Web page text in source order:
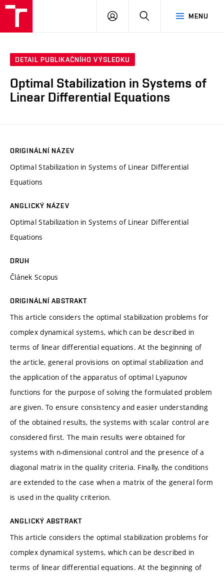
MENU
PŘIHLÁSIT
DETAIL PUBLIKAČNÍHO VÝSLEDKU
Optimal Stabilization in Systems of
Linear Differential Equations
ORIGINÁLNÍ NÁZEV
Optimal Stabilization in Systems of Linear Differential
Equations
ANGLICKÝ NÁZEV
Optimal Stabilization in Systems of Linear Differential
Equations
DRUH
Článek Scopus
ORIGINÁLNÍ ABSTRAKT
This article considers the optimal stabilization problems for
complex dynamical systems, which can be described in
terms of linear differential equations. At the beginning of
the article, general provisions on optimal stabilization and
the application of the apparatus of optimal Lyapunov
functions for the purpose of solving the formulated problem
are given. To ensure consistency and easier understanding
of the obtained results, the systems with scalar control are
considered first. The main results were obtained for
systems with n-dimensional control and the presence of a
diagonal matrix in the quality criteria. Finally, the conditions
are extended to the case when a matrix of the general form
is used in the quality criterion.
ANGLICKÝ ABSTRAKT
This article considers the optimal stabilization problems for
complex dynamical systems, which can be described in
terms of linear differential equations. At the beginning of